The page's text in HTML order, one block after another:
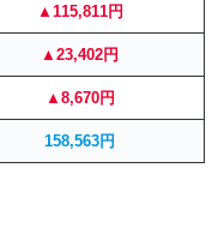
▲115,811円
▲23,402円
▲8,670円
158,563円